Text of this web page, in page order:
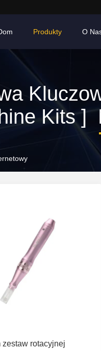
Produkty O
Kits ]
zestaw rotacyjnej